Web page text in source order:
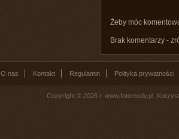
Żeby móc
Brak komentarzy -
O nas Kontakt Regulamin Polityka prywatności
Copyright © 2026 r. www.fotomody.pl.